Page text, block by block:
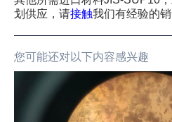
划供应，请接触我们有经验的销
您可能还对以下内容感兴趣